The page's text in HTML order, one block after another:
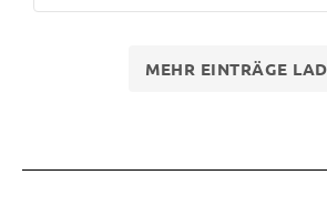
MEHR EINTRÄGE